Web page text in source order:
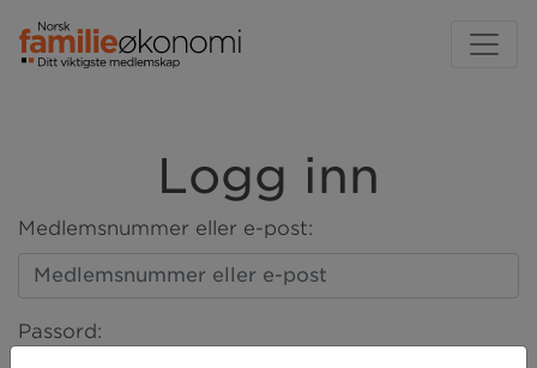
Logg inn
Medlemsnummer eller e-post:
Passord: